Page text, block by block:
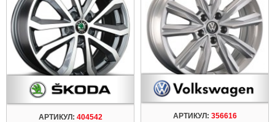
АРТИКУЛ: 404542 АРТИКУЛ: 356616